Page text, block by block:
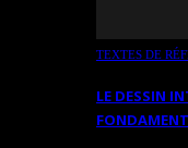
TEXTES DE
LE DESSIN